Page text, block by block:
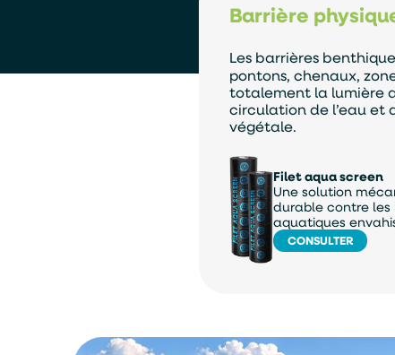
Barrière
Les barrières
pontons, chenaux,
totalement la lumière
circulation de l’eau et
végétale.
Filet aqua screen
Une solution
durable contre les
aquatiques
CONSULTER